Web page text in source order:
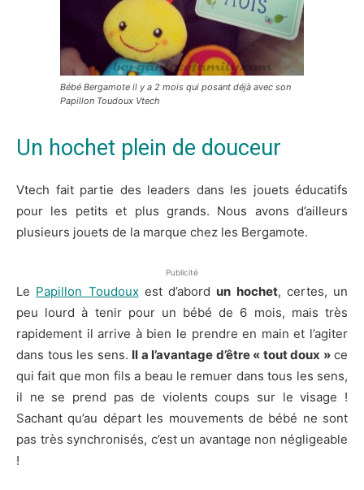
Bébé Bergamote il y a 2 mois qui posant déjà avec son
Papillon Toudoux Vtech
Un hochet plein de douceur
Vtech fait partie des leaders dans les jouets éducatifs
pour les petits et plus grands. Nous avons d’ailleurs
plusieurs jouets de la marque chez les Bergamote.
Publicité
Le Papillon Toudouxest d’abord un hochet, certes, un
peu lourd à tenir pour un bébé de 6 mois, mais très
rapidement il arrive à bien le prendre en main et l’agiter
dans tous les sens. Il a l’avantage d’être « tout doux »ce
qui fait que mon fils a beau le remuer dans tous les sens,
il ne se prend pas de violents coups sur le visage !
Sachant qu’au départ les mouvements de bébé ne sont
pas très synchronisés, c’est un avantage non négligeable
!